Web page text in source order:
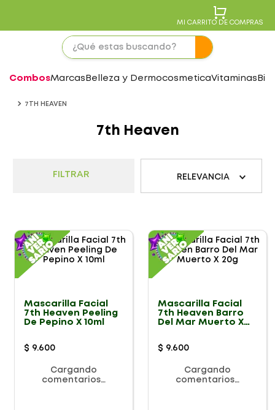
MI CARRITO DE COMPRAS
CombosMarcas Belleza y DermocosmeticaVitaminas
7TH HEAVEN
7th Heaven
FILTRAR RELEVANCIA
Mascarilla Facial
7th Heaven Peeling
De Pepino X 10ml
$ 9.600
Cargando
comentarios…
Mascarilla Facial
7th Heaven Barro
Del Mar Muerto X
$ 9.600
Cargando
comentarios…